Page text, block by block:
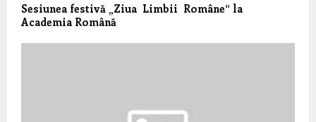
Sesiunea festivă „Ziua Limbii Române“ la
Academia Română